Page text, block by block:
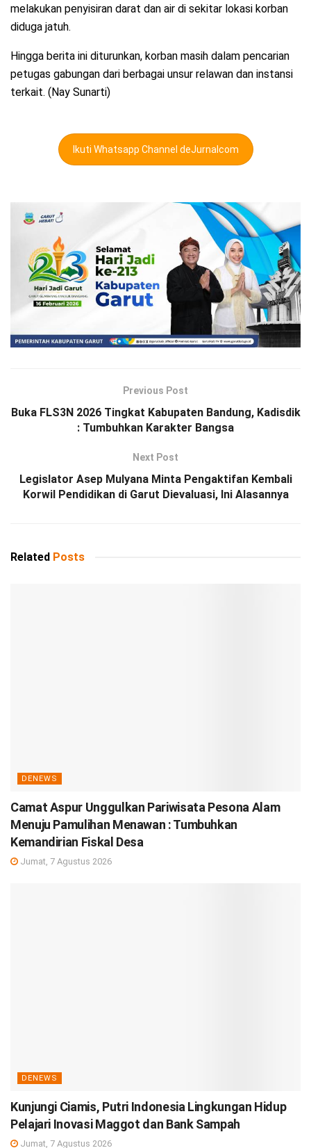
melakukan penyisiran darat dan air di sekitar lokasi korban
diduga jatuh.
Hingga berita ini diturunkan, korban masih dalam pencarian
petugas gabungan dari berbagai unsur relawan dan instansi
terkait. (Nay Sunarti)
Ikuti Whatsapp Channel deJurnalcom
Previous Post
Buka FLS3N 2026 Tingkat Kabupaten Bandung, Kadisdik
: Tumbuhkan Karakter Bangsa
Next Post
Legislator Asep Mulyana Minta Pengaktifan Kembali
Korwil Pendidikan di Garut Dievaluasi, Ini Alasannya
Related Posts
DENEWS
Camat Aspur Unggulkan Pariwisata Pesona Alam
Menuju Pamulihan Menawan : Tumbuhkan
Kemandirian Fiskal Desa
Jumat, 7 Agustus 2026
DENEWS
Kunjungi Ciamis, Putri Indonesia Lingkungan Hidup
Pelajari Inovasi Maggot dan Bank Sampah
Jumat, 7 Agustus 2026